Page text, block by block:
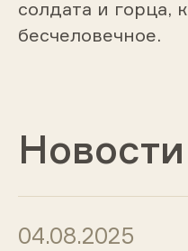
солдата и горца,
бесчеловечное.
Новости
04.08.2025